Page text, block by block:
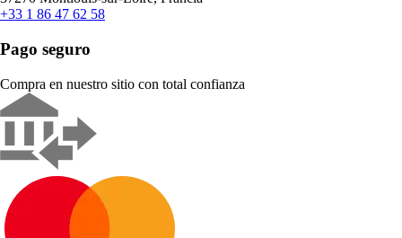
+33 1 86 47 62 58
Pago seguro
Compra en nuestro sitio con total confianza